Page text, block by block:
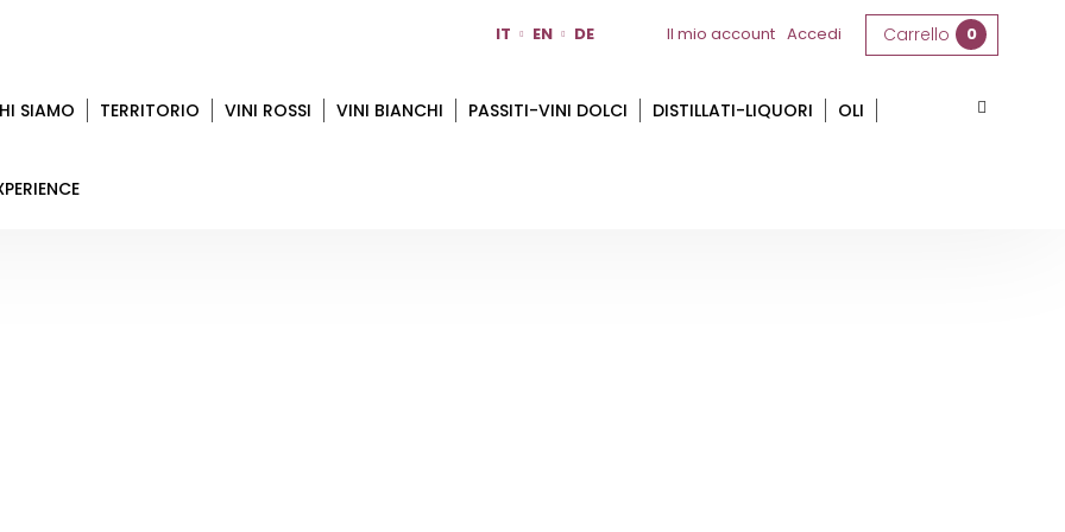
Il mio account Accedi Carrello 0
IT EN DE
SIAMO TERRITORIO VINI ROSSI VINI BIANCHI PASSITI-VINI DOLCI DISTILLATI-LIQUORI OLI